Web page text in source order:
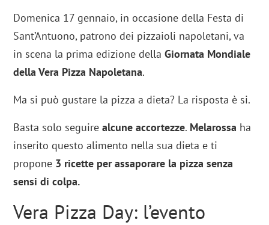
Domenica 17 gennaio, in occasione della Festa di
Sant’Antuono, patrono dei pizzaioli napoletani, va
in scena la prima edizione dellaGiornata Mondiale
della Vera Pizza Napoletana.
Ma si può gustare la pizza a dieta? La risposta è si.
Basta solo seguirealcune accortezze. Melarossa ha
inserito questo alimento nella sua dieta e ti
propone 3 ricette per assaporare la pizza senza
sensi di colpa.
Vera Pizza Day: l’evento